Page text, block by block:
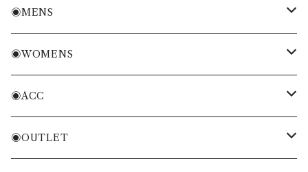
ACC
・More Classical & Fashionable
・VESSEL×ZOY
◉MENS
シャツ・ポロシャツ
Tシャツ・トレーナー
ニット・ニットベスト
◉WOMENS
シャツ・ポロシャツ
Tシャツ・トレーナー
◉ACC
バッグ
◉OUTLET